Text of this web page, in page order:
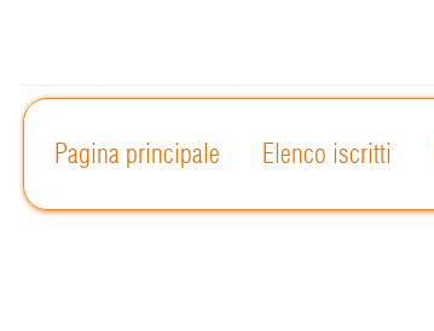
Pagina principale Elenco iscritti